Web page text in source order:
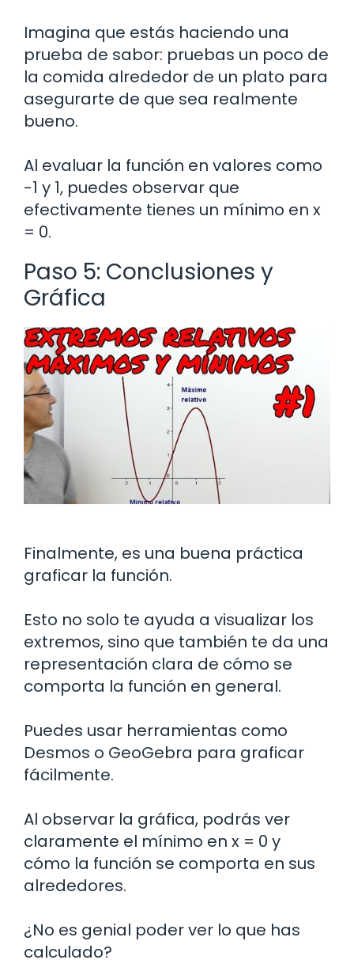
Imagina que estás haciendo una
prueba de sabor: pruebas un poco de
la comida alrededor de un plato para
asegurarte de que sea realmente
bueno.
Al evaluar la función en valores como
-1 y 1, puedes observar que
efectivamente tienes un mínimo en x
= 0.
Paso 5: Conclusiones y
Gráfica
Finalmente, es una buena práctica
graficar la función.
Esto no solo te ayuda a visualizar los
extremos, sino que también te da una
representación clara de cómo se
comporta la función en general.
Puedes usar herramientas como
Desmos o GeoGebra para graficar
fácilmente.
Al observar la gráfica, podrás ver
claramente el mínimo en x = 0 y
cómo la función se comporta en sus
alrededores.
¿No es genial poder ver lo que has
calculado?